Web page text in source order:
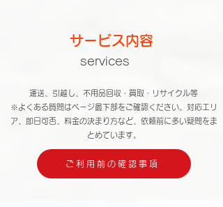
​サービス内容
services
運送、引越し、不用品回収・買取・リサイクル等
※よくある質問はページ最下部をご確認ください。対応エリ
ア、即日可否、料金の決まり方など、依頼前に多い疑問をま
とめています。
ご利用前の確認事項